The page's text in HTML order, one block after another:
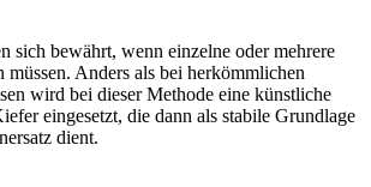
sich bewährt, wenn einzelne oder mehrere
müssen. Anders als bei herkömmlichen
wird bei dieser Methode eine künstliche
eingesetzt, die dann als stabile Grundlage
dient.